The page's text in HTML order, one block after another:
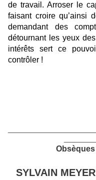
de travail. Arroser le
faisant croire qu’ainsi
demandant des
détournant les yeux
intérêts sert ce
contrôler !
SYLVAIN